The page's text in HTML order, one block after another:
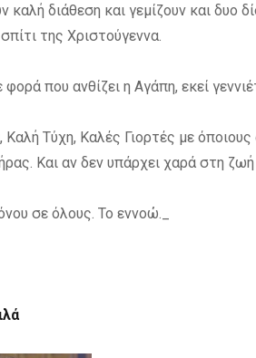
καλή διάθεση και γεμίζουν και δυο
της Χριστούγεννα.
φορά που ανθίζει η Αγάπη, εκεί
Καλή Τύχη, Καλές Γιορτές με
Και αν δεν υπάρχει χαρά στη
σε όλους. Το εννοώ._